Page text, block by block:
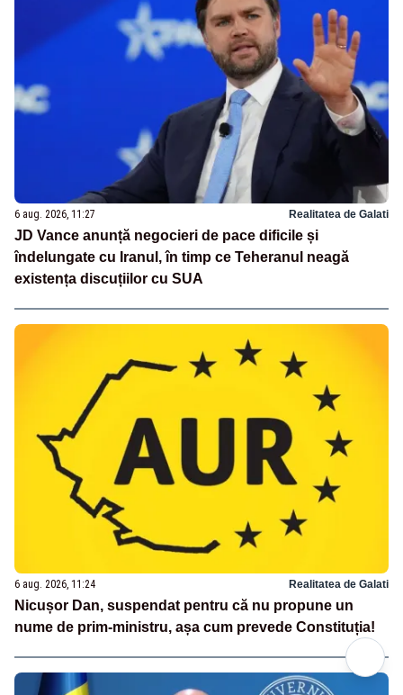
6 aug. 2026, 11:27 Realitatea de Galati
JD Vance anunță negocieri de pace dificile și
îndelungate cu Iranul, în timp ce Teheranul neagă
existența discuțiilor cu SUA
6 aug. 2026, 11:24 Realitatea de Galati
Nicușor Dan, suspendat pentru că nu propune un
nume de prim-ministru, așa cum prevede Constituția!